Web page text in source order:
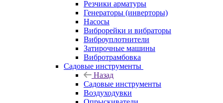
Резчики арматуры
Генераторы (инверторы)
Насосы
Виброрейки и вибраторы
Виброуплотнители
Затирочные машины
Вибротрамбовка
Садовые инструменты
Назад
Садовые инструменты
Воздуходувки